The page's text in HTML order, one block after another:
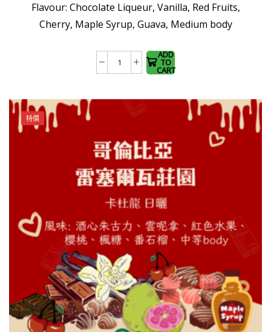
Flavour: Chocolate Liqueur, Vanilla, Red Fruits,
Cherry, Maple Syrup, Guava, Medium body
哥
比
塞
爾
瓦
莊
園
杜
龍
日
曬
生
豆
數
ADD
TO
CART
has
multiple
The
options
chosen
page
特價